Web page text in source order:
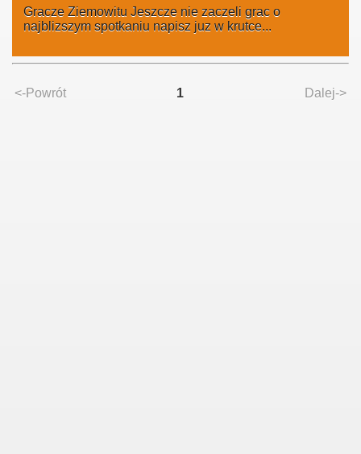
Gracze Ziemowitu Jeszcze nie zaczeli grac o
najblizszym spotkaniu napisz juz w krutce...
<-Powrót 1 Dalej->